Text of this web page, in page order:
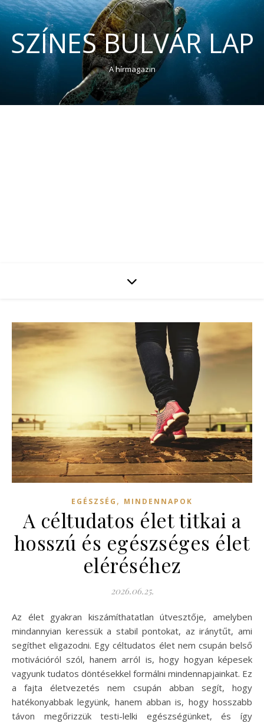
SZÍNES BULVÁR LAP
A hírmagazin
EGÉSZSÉG , MINDENNAPOK
A céltudatos élet titkai a
hosszú és egészséges élet
eléréséhez
2026.06.25.
Az élet gyakran kiszámíthatatlan útvesztője, amelyben
mindannyian keressük a stabil pontokat, az iránytűt, ami
segíthet eligazodni. Egy céltudatos élet nem csupán belső
motivációról szól, hanem arról is, hogy hogyan képesek
vagyunk tudatos döntésekkel formálni mindennapjainkat. Ez
a fajta életvezetés nem csupán abban segít, hogy
hatékonyabbak legyünk, hanem abban is, hogy hosszabb
távon megőrizzük testi-lelki egészségünket, és így